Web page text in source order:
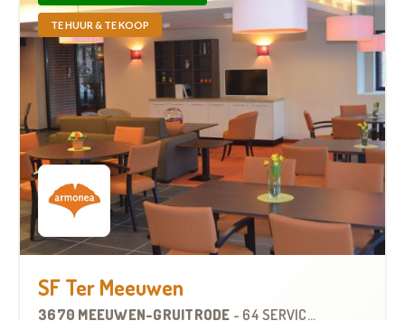
TE HUUR & TE KOOP
SF Ter Meeuwen
3670 MEEUWEN-GRUITRODE - 64 SERVICEFLATS